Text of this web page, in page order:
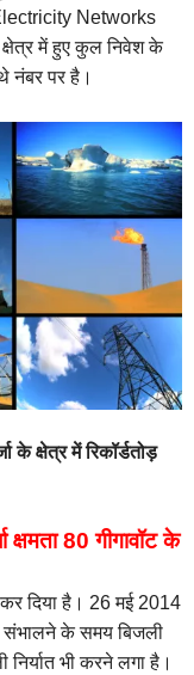
Networks
में हुए कुल निवेश के
नंबर पर है।
के क्षेत्र में रिकॉर्डतोड़
क्षमता 80 गीगावॉट के
कर दिया है। 26 मई 2014
संभालने के समय बिजली
भी करने लगा है।